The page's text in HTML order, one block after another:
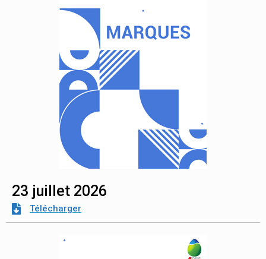
23 juillet 2026
Télécharger